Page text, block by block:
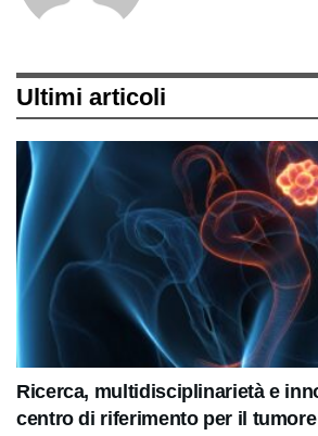
Ultimi articoli
Ricerca, multidisciplinarietà e
centro di riferimento per il